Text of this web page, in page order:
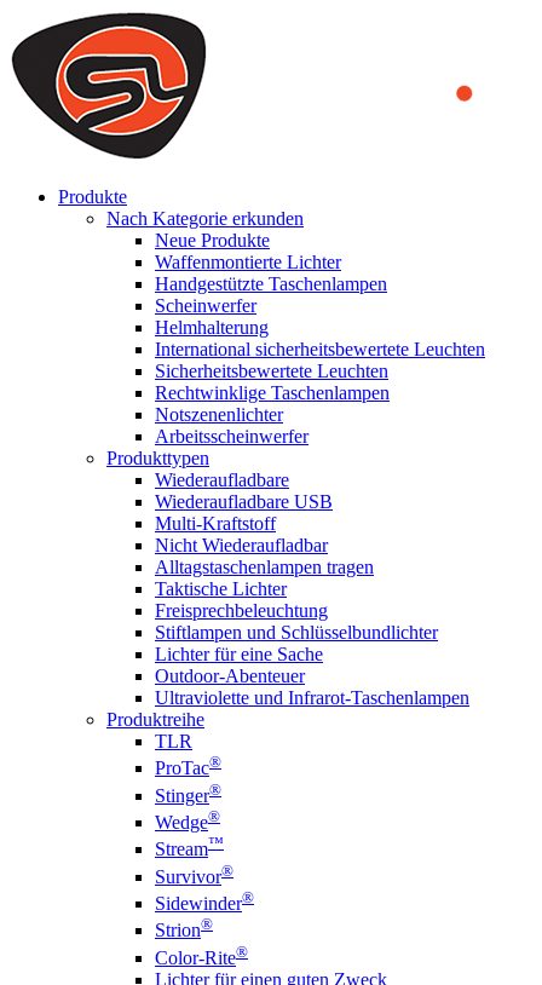
We use cookies to ensure that we provide you the best experience
on our website. By continuing to browse this website, you accept
that cookies are used to help us analyze how the website is used and
to offer you a better experience. To learn more or to find out how
you can disable cookies, you can access our
Produkte
Nach Kategorie erkunden
Neue Produkte
Waffenmontierte Lichter
Handgestützte Taschenlampen
Scheinwerfer
Helmhalterung
International sicherheitsbewertete Leuchten
Sicherheitsbewertete Leuchten
Rechtwinklige Taschenlampen
Notszenenlichter
Arbeitsscheinwerfer
Produkttypen
Wiederaufladbare
Wiederaufladbare USB
Multi-Kraftstoff
Nicht Wiederaufladbar
Alltagstaschenlampen tragen
Taktische Lichter
Freisprechbeleuchtung
Stiftlampen und Schlüsselbundlichter
Lichter für eine Sache
Outdoor-Abenteuer
Ultraviolette und Infrarot-Taschenlampen
Produktreihe
TLR
ProTac®
Stinger®
Wedge®
Stream™
Survivor®
Sidewinder®
Strion®
Color-Rite®
Lichter für einen guten Zweck